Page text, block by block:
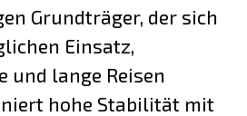
Grundträger, der sich
Einsatz,
und lange Reisen
hohe Stabilität mit